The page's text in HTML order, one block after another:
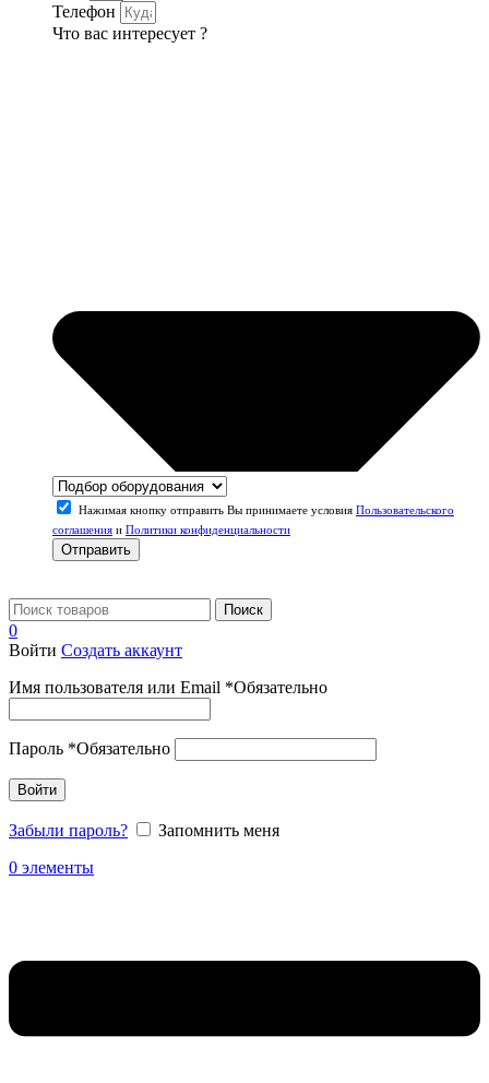
Телефон
Что вас интересует ?
Нажимая кнопку отправить Вы принимаете условия Пользовательского
соглашения и Политики конфиденциальности
Отправить
Поиск
0
Войти Создать аккаунт
Имя пользователя или Email *Обязательно
Пароль *Обязательно
Войти
Забыли пароль?
Запомнить меня
0 элементы